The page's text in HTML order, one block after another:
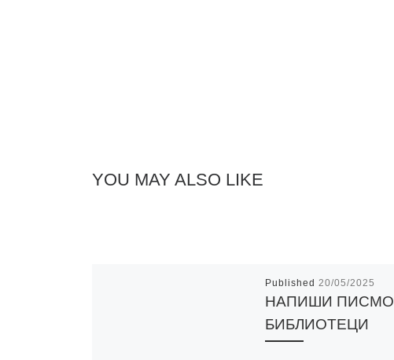
YOU MAY ALSO LIKE
Published 20/05/2025
НАПИШИ ПИСМО
БИБЛИОТЕЦИ